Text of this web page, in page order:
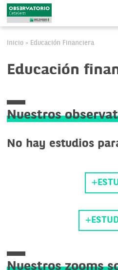
Inicio > Educación Financiera
Educación
Nuestros
No hay estudios
Nuestros zooms